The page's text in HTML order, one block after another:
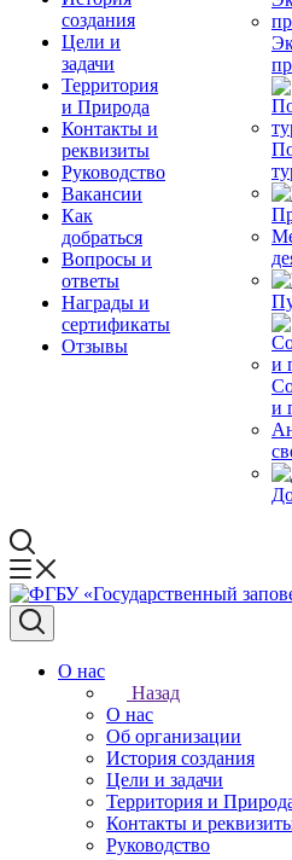
создания
Цели и
задачи
Территория
и Природа
Контакты и
реквизиты
Руководство
Вакансии
Как
добраться
Вопросы и
ответы
Награды и
сертификаты
Отзывы
и
О нас
Назад
О нас
Об организации
История создания
Цели и задачи
Территория и
Контакты и
Руководство